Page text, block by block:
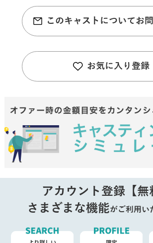
このキャストについてお
お気に入り登録
アカウント登録【無
さまざまな機能がご利用い